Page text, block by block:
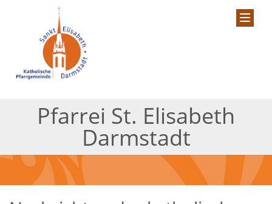
Pfarrei St. Elisabeth
Darmstadt